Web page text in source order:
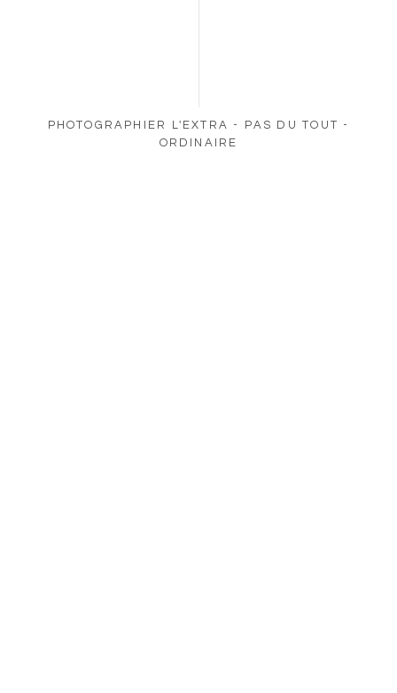
PHOTOGRAPHIER L'EXTRA - PAS DU TOUT -
ORDINAIRE